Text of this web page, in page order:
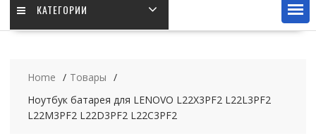
КАТЕГОРИИ
Home
Товары
Ноутбук батарея для LENOVO L22X3PF2 L22L3PF2
L22M3PF2 L22D3PF2 L22C3PF2